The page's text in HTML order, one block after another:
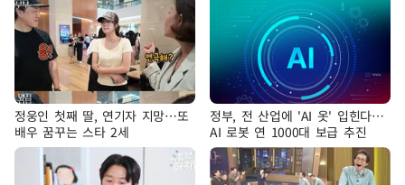
정웅인 첫째 딸, 연기자 지망…또
배우 꿈꾸는 스타 2세
정부, 전 산업에 'AI 옷' 입힌다…
AI 로봇 연 1000대 보급 추진